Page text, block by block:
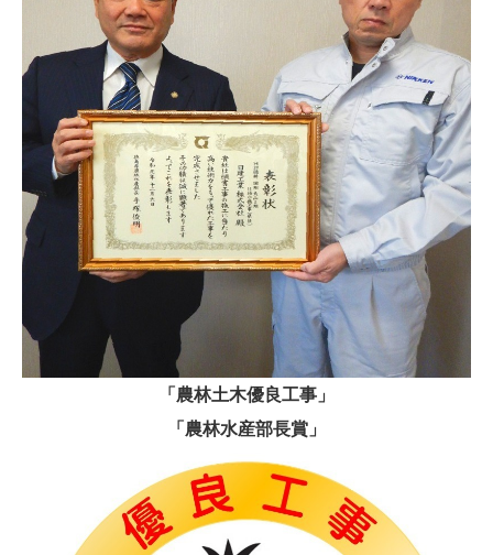
「農林土木優良工事」
「農林水産部長賞」